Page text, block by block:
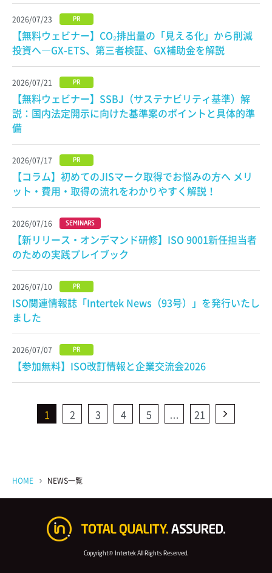
2026/07/23 PR
【無料ウェビナー】CO₂排出量の「見える化」から削減
投資へ―GX-ETS、第三者検証、GX補助金を解説
2026/07/21 PR
【無料ウェビナー】SSBJ（サステナビリティ基準）解
説：国内法定開示に向けた基準案のポイントと具体的準
備
2026/07/17 PR
【コラム】初めてのJISマーク取得でお悩みの方へ メリ
ット・費用・取得の流れをわかりやすく解説！
2026/07/16 SEMINARS
【新リリース・オンデマンド研修】ISO 9001新任担当者
のための実践プレイブック
2026/07/10 PR
ISO関連情報誌「Intertek News（93号）」を発行いたし
ました
2026/07/07 PR
【参加無料】ISO改訂情報と企業交流会2026
1 2 3 4 5 … 21
HOME NEWS一覧
Copyright© Intertek All Rights Reserved.